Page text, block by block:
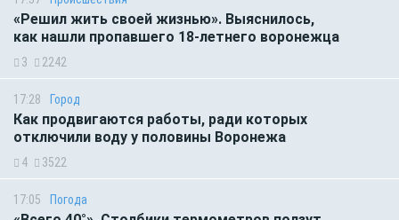
«Решил жить своей жизнью». Выяснилось,
как нашли пропавшего 18-летнего воронежца
3 2242
17:28 Город
Как продвигаются работы, ради которых
отключили воду у половины Воронежа
4 3522
17:05 Погода